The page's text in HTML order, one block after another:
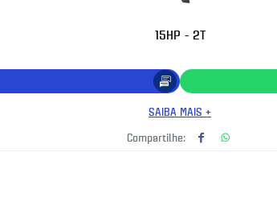
15HP - 2T
SAIBA MAIS +
Compartilhe: